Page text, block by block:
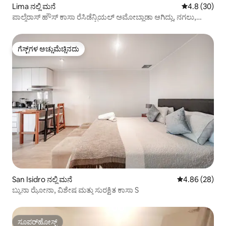
Lima ನಲ್ಲಿ ಮನೆ 5 ರಲ್ಲಿ 4.8
4.8 (30)
ಪಾಲ್ಮೆರಾಸ್ ಹೌಸ್ ಕಾಸಾ ರೆಸಿಡೆನ್ಷಿಯಲ್ ಅಮೋಬ್ಲಾಡಾ ಆಗಿದ್ದು, ನಗಲು,
ಗೆಸ್ಟ್‌ಗಳ ಅಚ್ಚುಮೆಚ್ಚಿನದು
ಗೆಸ್ಟ್‌ಗಳ ಅಚ್ಚುಮೆಚ್ಚಿನದು
San Isidro ನಲ್ಲಿ ಮನೆ 5 ರಲ್ಲಿ 4.86
4.86 (28)
ಬ್ಯುನಾ ಝೋನಾ, ವಿಶೇಷ ಮತ್ತು ಸುರಕ್ಷಿತ ಕಾಸಾ S
ಸೂಪರ್‌ಹೋಸ್ಟ್